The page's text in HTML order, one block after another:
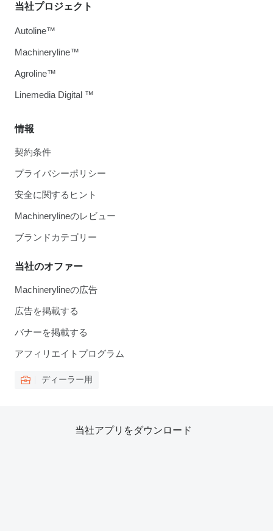
情報
契約条件
プライバシーポリシー
安全に関するヒント
Machinerylineのレビュー
ブランドカテゴリー
当社のオファー
Machinerylineの広告
広告を掲載する
バナーを掲載する
アフィリエイトプログラム
ディーラー用
当社プロジェクト
Autoline™
Machineryline™
Agroline™
Linemedia Digital ™
当社アプリをダウンロード